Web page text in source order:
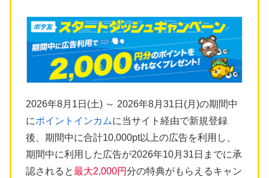
2026年8月1日(土) ～ 2026年8月31日(月)の期間中
にポイントインカムに当サイト経由で新規登録
後、期間中に合計10,000pt以上の広告を利用し、
期間中に利用した広告が2026年10月31日までに承
認されると最大2,000円分の特典がもらえるキャン